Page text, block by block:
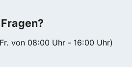
von 08:00 Uhr - 16:00 Uhr)